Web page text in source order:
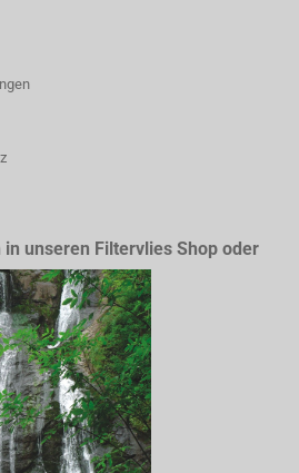
unseren Filtervlies Shop oder